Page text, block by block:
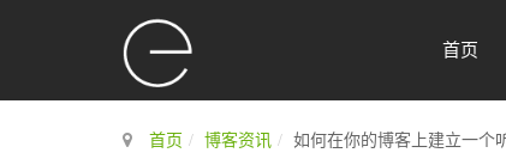
首页
首页 博客资讯 如何在你的博客上建立一个